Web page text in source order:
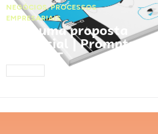
NEGÓCIOS,PROCESSOS
EMPRESARIAIS
Faça uma proposta
comercial | Prompts
ChatGPT